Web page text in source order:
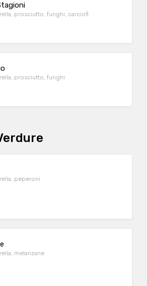
prosciutto, funghi, carciofi
prosciutto, funghi
peperoni
melanzane